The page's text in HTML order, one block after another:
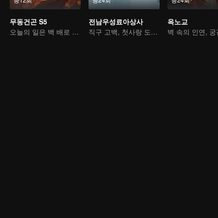
무동건곤 S5
오늘의 일은 백 배로 갚는다
전남우성료아상사
직구 고백, 첫사랑 도망가지 마
옥노교